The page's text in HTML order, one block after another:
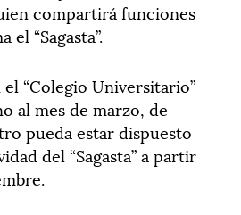
compartirá funciones
“Sagasta”.
“Colegio Universitario”
al mes de marzo, de
pueda estar dispuesto
del “Sagasta” a partir